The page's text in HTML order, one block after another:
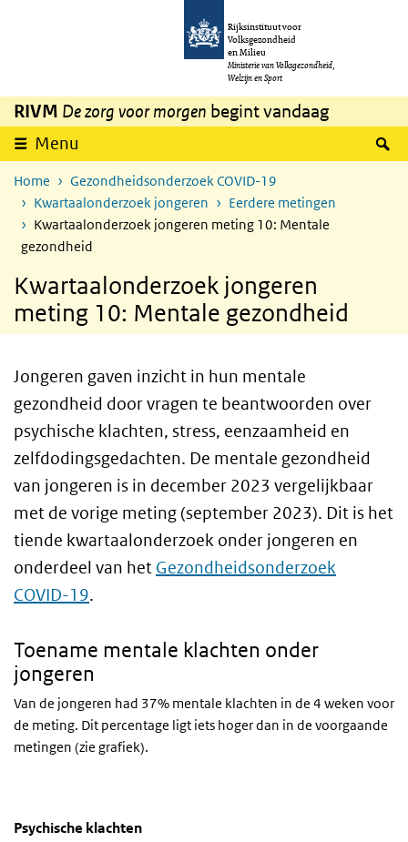
Overslaan en naar de inhoud gaan
Rijksinstituut voor
Volksgezondheid
en Milieu
Ministerie van Volksgezondheid,
Welzijn en Sport
RIVM De zorg voor morgen begint vandaag
Menu
Home
Gezondheidsonderzoek COVID-19
Kwartaalonderzoek jongeren
Eerdere metingen
Kwartaalonderzoek jongeren meting 10: Mentale
gezondheid
Kwartaalonderzoek jongeren
meting 10: Mentale gezondheid
Jongeren gaven inzicht in hun mentale
gezondheid door vragen te beantwoorden over
psychische klachten, stress, eenzaamheid en
zelfdodingsgedachten. De mentale gezondheid
van jongeren is in december 2023 vergelijkbaar
met de vorige meting (september 2023). Dit is het
tiende kwartaalonderzoek onder jongeren en
onderdeel van het Gezondheidsonderzoek
COVID-19.
Toename mentale klachten onder
jongeren
Van de jongeren had 37% mentale klachten in de 4 weken voor
de meting. Dit percentage ligt iets hoger dan in de voorgaande
metingen (zie grafiek).
Psychische klachten
Sla de grafiek 'Psychische klachten' over en ga naar de datatabel
Psychische klachten
Psychische klachten